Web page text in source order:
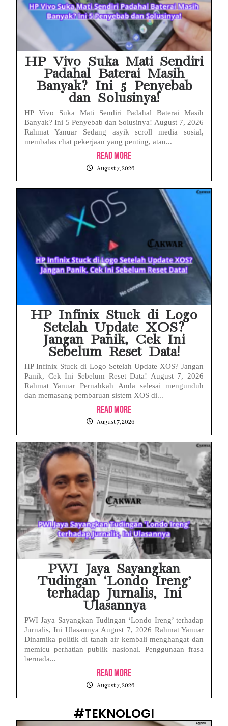
HP Vivo Suka Mati Sendiri
Padahal Baterai Masih
Banyak? Ini 5 Penyebab
dan Solusinya!
HP Vivo Suka Mati Sendiri Padahal Baterai Masih
Banyak? Ini 5 Penyebab dan Solusinya! August 7, 2026
Rahmat Yanuar Sedang asyik scroll media sosial,
membalas chat pekerjaan yang penting, atau...
Read More
August 7, 2026
HP Infinix Stuck di Logo
Setelah Update XOS?
Jangan Panik, Cek Ini
Sebelum Reset Data!
HP Infinix Stuck di Logo Setelah Update XOS? Jangan
Panik, Cek Ini Sebelum Reset Data! August 7, 2026
Rahmat Yanuar Pernahkah Anda selesai mengunduh
dan memasang pembaruan sistem XOS di...
Read More
August 7, 2026
PWI Jaya Sayangkan
Tudingan ‘Londo Ireng’
terhadap Jurnalis, Ini
Ulasannya
PWI Jaya Sayangkan Tudingan ‘Londo Ireng’ terhadap
Jurnalis, Ini Ulasannya August 7, 2026 Rahmat Yanuar
Dinamika politik di tanah air kembali menghangat dan
memicu perhatian publik nasional. Penggunaan frasa
bernada...
Read More
August 7, 2026
#TEKNOLOGI